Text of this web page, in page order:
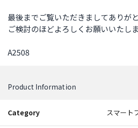
最後までご覧いただきましてありが
ご検討のほどよろしくお願いいたしま
A2508
Product Information
Category スマート